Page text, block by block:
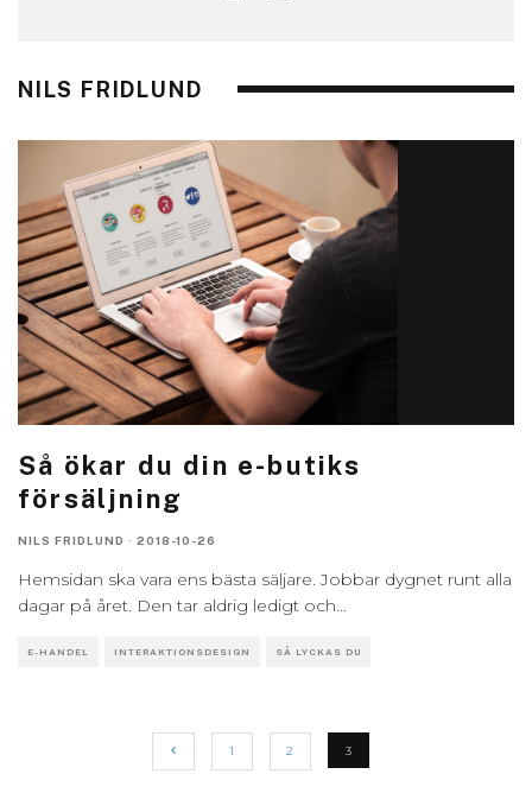
NILS FRIDLUND
Så ökar du din e-butiks
försäljning
NILS FRIDLUND · 2018-10-26
Hemsidan ska vara ens bästa säljare. Jobbar dygnet runt alla
dagar på året. Den tar aldrig ledigt och...
E-HANDEL INTERAKTIONSDESIGN SÅ LYCKAS DU
1 2 3